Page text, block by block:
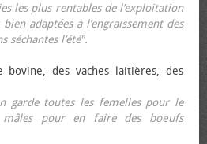
les plus rentables de l’exploitation
adaptées à l’engraissement des
l’été".
des vaches laitières, des
garde toutes les femelles pour le
mâles pour en faire des bœufs